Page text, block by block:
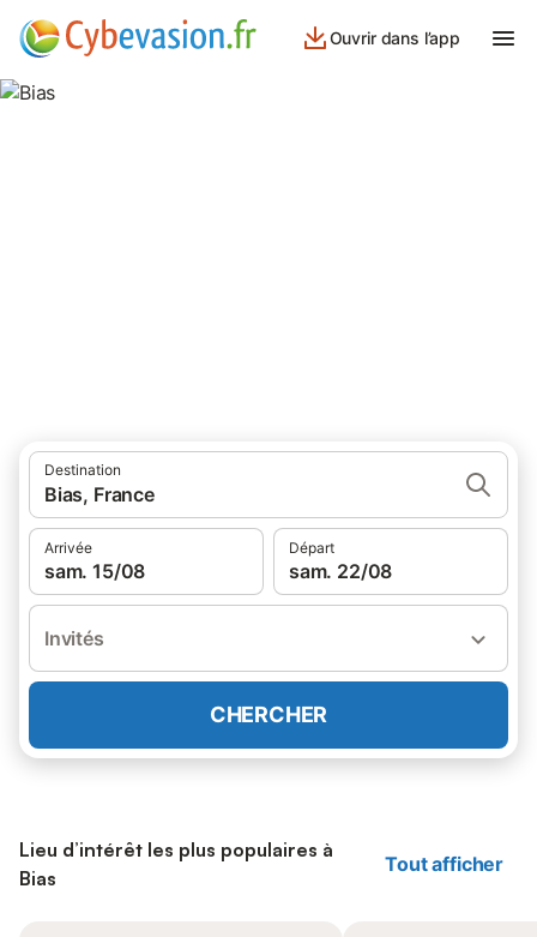
Ouvrir dans l’app
Destination
Bias, France
Arrivée
sam. 15/08
Départ
sam. 22/08
Invités
CHERCHER
Lieu d’intérêt les plus populaires à
Bias
Tout afficher